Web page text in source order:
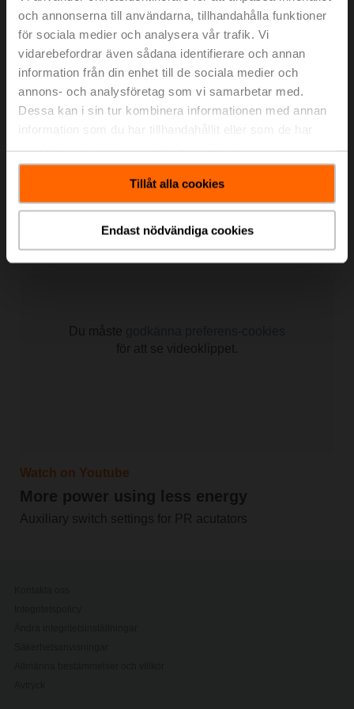
och annonserna till användarna, tillhandahålla funktioner
för sociala medier och analysera vår trafik. Vi
vidarebefordrar även sådana identifierare och annan
information från din enhet till de sociala medier och
annons- och analysföretag som vi samarbetar med.
Dessa kan i sin tur kombinera informationen med annan
Tillåt alla cookies
Endast nödvändiga cookies
Du måste
godkänna preferens-cookies
för att se videoklippet.
More power using less energy
Butterfly valve assembly with PR actuator
Watch on Youtube
More power using less energy
Auxiliary switch settings for PR acutators